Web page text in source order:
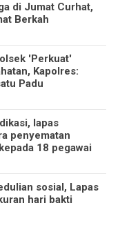
di Jumat Curhat,
Berkah
'Perkuat'
Kapolres:
Padu
lapas
penyematan
18 pegawai
sosial, Lapas
hari bakti